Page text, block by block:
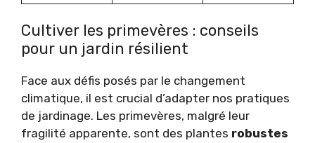
Cultiver les primevères : conseils
pour un jardin résilient
Face aux défis posés par le changement
climatique, il est crucial d’adapter nos pratiques
de jardinage. Les primevères, malgré leur
fragilité apparente, sont des plantes robustes